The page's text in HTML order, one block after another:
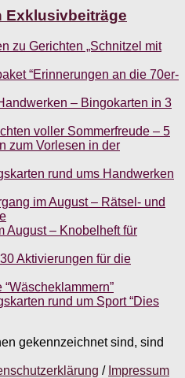
Exklusivbeiträge
zu Gerichten „Schnitzel mit
“Erinnerungen an die 70er-
– Bingokarten in 3
voller Sommerfreude – 5
zum Vorlesen in der
rund ums Handwerken
im August – Rätsel- und
August – Knobelheft für
Aktivierungen für die
rund um Sport “Dies
gekennzeichnet sind, sind
/ Impressum